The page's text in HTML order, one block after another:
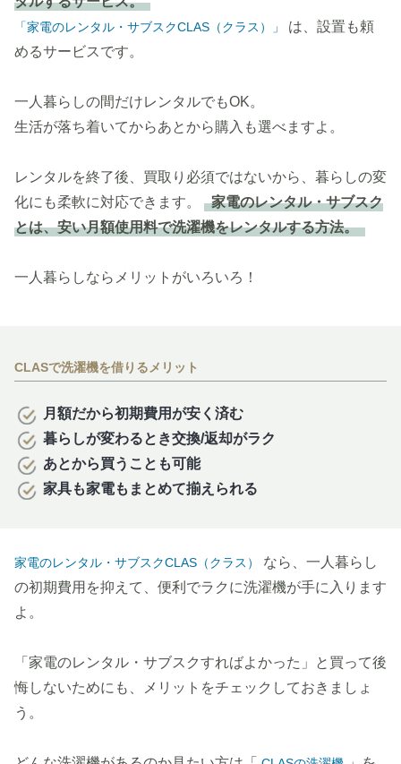
「家電のレンタル・サブスクCLAS（クラス）」
は、設置も頼
めるサービスです。
一人暮らしの間だけレンタルでもOK。
生活が落ち着いてからあとから購入も選べますよ。
レンタルを終了後、買取り必須ではないから、暮らしの変
化にも柔軟に対応できます。
家電のレンタル・サブスク
とは、安い月額使用料で洗濯機をレンタルする方法。
一人暮らしならメリットがいろいろ！
CLASで洗濯機を借りるメリット
月額だから初期費用が安く済む
暮らしが変わるとき交換/返却がラク
あとから買うことも可能
家具も家電もまとめて揃えられる
家電のレンタル・サブスクCLAS（クラス）
なら、一人暮らし
の初期費用を抑えて、便利でラクに洗濯機が手に入ります
よ。
「家電のレンタル・サブスクすればよかった」と買って後
悔しないためにも、メリットをチェックしておきましょ
う。